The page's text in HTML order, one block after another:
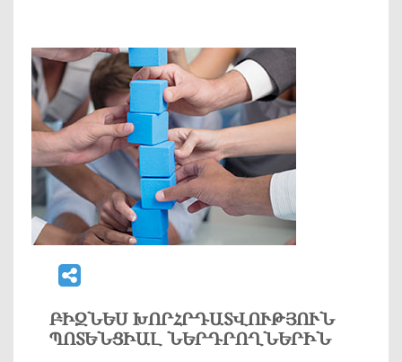
ԲԻԶՆԵՍ ԽՈՐՀՐԴԱՏՎՈՒԹՅՈՒՆ
ՊՈՏԵՆՑԻԱԼ ՆԵՐԴՐՈՂՆԵՐԻՆ